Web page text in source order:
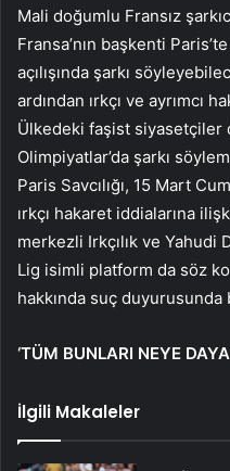
Mali doğumlu Fransız
Fransa’nın başkenti
açılışında şarkı
ardından ırkçı ve ayrımcı
Ülkedeki faşist siyasetçiler
Olimpiyatlar’da şarkı
Paris Savcılığı, 15 Mart
ırkçı hakaret iddialarına
merkezli Irkçılık ve Yahudi
Lig isimli platform da söz
hakkında suç duyurusunda
‘TÜM BUNLARI NEYE
İlgili Makaleler